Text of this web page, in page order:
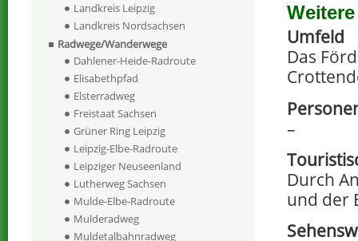
Umfeld
Das
–
Durch
und der
Landkreis Leipzig
Landkreis Nordsachsen
Radwege/Wanderwege
Dahlener-Heide-Radroute
Elisabethpfad
Elsterradweg
Freistaat Sachsen
Grüner Ring Leipzig
Leipzig-Elbe-Radroute
Leipziger Neuseenland
Lutherweg Sachsen
Mulde-Elbe-Radroute
Mulderadweg
Muldetalbahnradweg